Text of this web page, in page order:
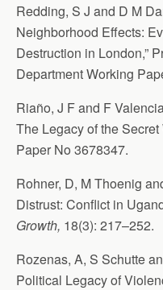
Redding, S J and D M
Neighborhood Effects:
Destruction in London,”
Department Working
Riaño, J F and F
The Legacy of the
Paper No 3678347.
Rohner, D, M Thoenig
Distrust: Conflict in
Growth, 18(3): 217–252.
Rozenas, A, S Schutte
Political Legacy of